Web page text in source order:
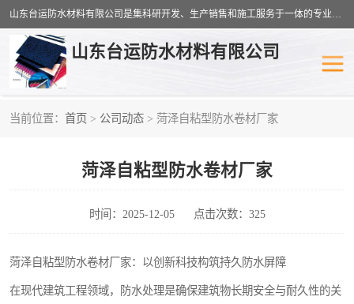
山东台运防水材料有限公司是集科研开发、生产销售和施工服务于一体的专业化防水材料厂家，公司拥有雄厚的研制生产实力和丰富的实际施工经验，在防水材料及施工行业拥有广泛的信誉；公司主要产品有：耐根穿刺SBS防水卷材,自粘型防水卷材,耐水型防水卷材,聚乙烯丙涤纶高分子防水卷材,自粘橡胶沥青防水卷材等。
山东台运防水材料有限公司
当前位置： 首页 > 公司动态 > 菏泽自粘型防水卷材厂家
菏泽自粘型防水卷材厂家
时间：2025-12-05 点击次数：325
菏泽自粘型防水卷材厂家：以创新科技构筑持久防水屏障
在现代建筑工程领域，防水处理是确保建筑物长期安全与耐久性的关
工农业塑料 SBS防水卷材
自粘型防水卷材 耐水型防水卷材
高分子防水卷材 自粘橡胶沥青防水卷材
聚乙烯丙纶复合防水卷材 聚氯乙烯防水卷材